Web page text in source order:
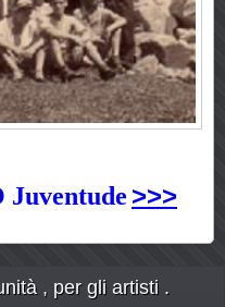
Juventude >>>
, per gli artisti .